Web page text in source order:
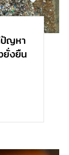
ญหา
ยั่งยืน